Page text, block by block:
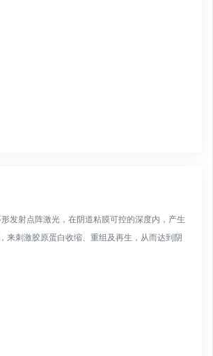
发射点阵激光，在阴道粘膜可控的深度内，产生
来刺激胶原蛋白收缩、重组及再生，从而达到阴